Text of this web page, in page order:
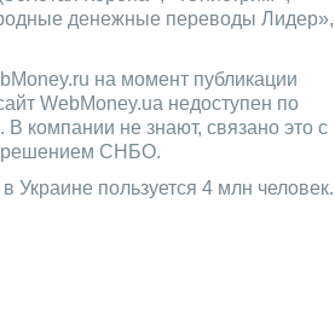
денежные переводы Лидер»,
на момент публикации
WebMoney.ua недоступен по
компании не знают, связано это с
решением СНБО.
Украине пользуется 4 млн человек.